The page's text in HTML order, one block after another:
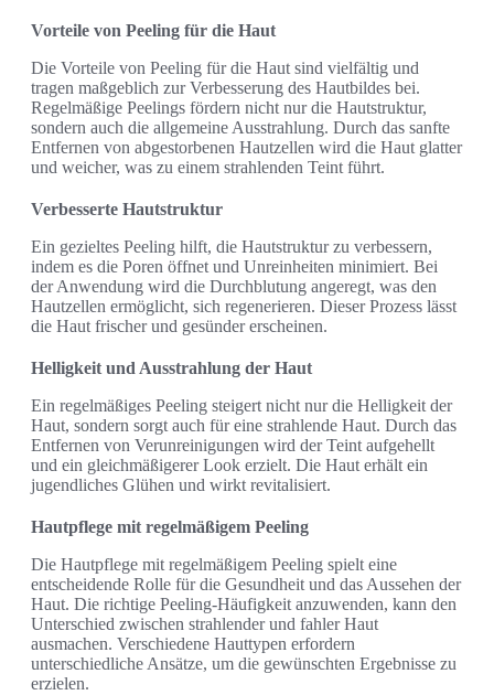
Vorteile von Peeling für die Haut
Die Vorteile von Peeling für die Haut sind vielfältig und
tragen maßgeblich zur Verbesserung des Hautbildes bei.
Regelmäßige Peelings fördern nicht nur die Hautstruktur,
sondern auch die allgemeine Ausstrahlung. Durch das sanfte
Entfernen von abgestorbenen Hautzellen wird die Haut glatter
und weicher, was zu einem strahlenden Teint führt.
Verbesserte Hautstruktur
Ein gezieltes Peeling hilft, die Hautstruktur zu verbessern,
indem es die Poren öffnet und Unreinheiten minimiert. Bei
der Anwendung wird die Durchblutung angeregt, was den
Hautzellen ermöglicht, sich regenerieren. Dieser Prozess lässt
die Haut frischer und gesünder erscheinen.
Helligkeit und Ausstrahlung der Haut
Ein regelmäßiges Peeling steigert nicht nur die Helligkeit der
Haut, sondern sorgt auch für eine strahlende Haut. Durch das
Entfernen von Verunreinigungen wird der Teint aufgehellt
und ein gleichmäßigerer Look erzielt. Die Haut erhält ein
jugendliches Glühen und wirkt revitalisiert.
Hautpflege mit regelmäßigem Peeling
Die Hautpflege mit regelmäßigem Peeling spielt eine
entscheidende Rolle für die Gesundheit und das Aussehen der
Haut. Die richtige Peeling-Häufigkeit anzuwenden, kann den
Unterschied zwischen strahlender und fahler Haut
ausmachen. Verschiedene Hauttypen erfordern
unterschiedliche Ansätze, um die gewünschten Ergebnisse zu
erzielen.